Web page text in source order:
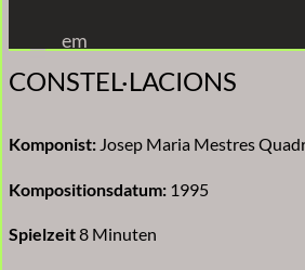
Inhalt
springen
em
CONSTEL·LACIONS
Komponist:Josep Maria Mestres
Kompositionsdatum: 1995
Spielzeit8 Minuten